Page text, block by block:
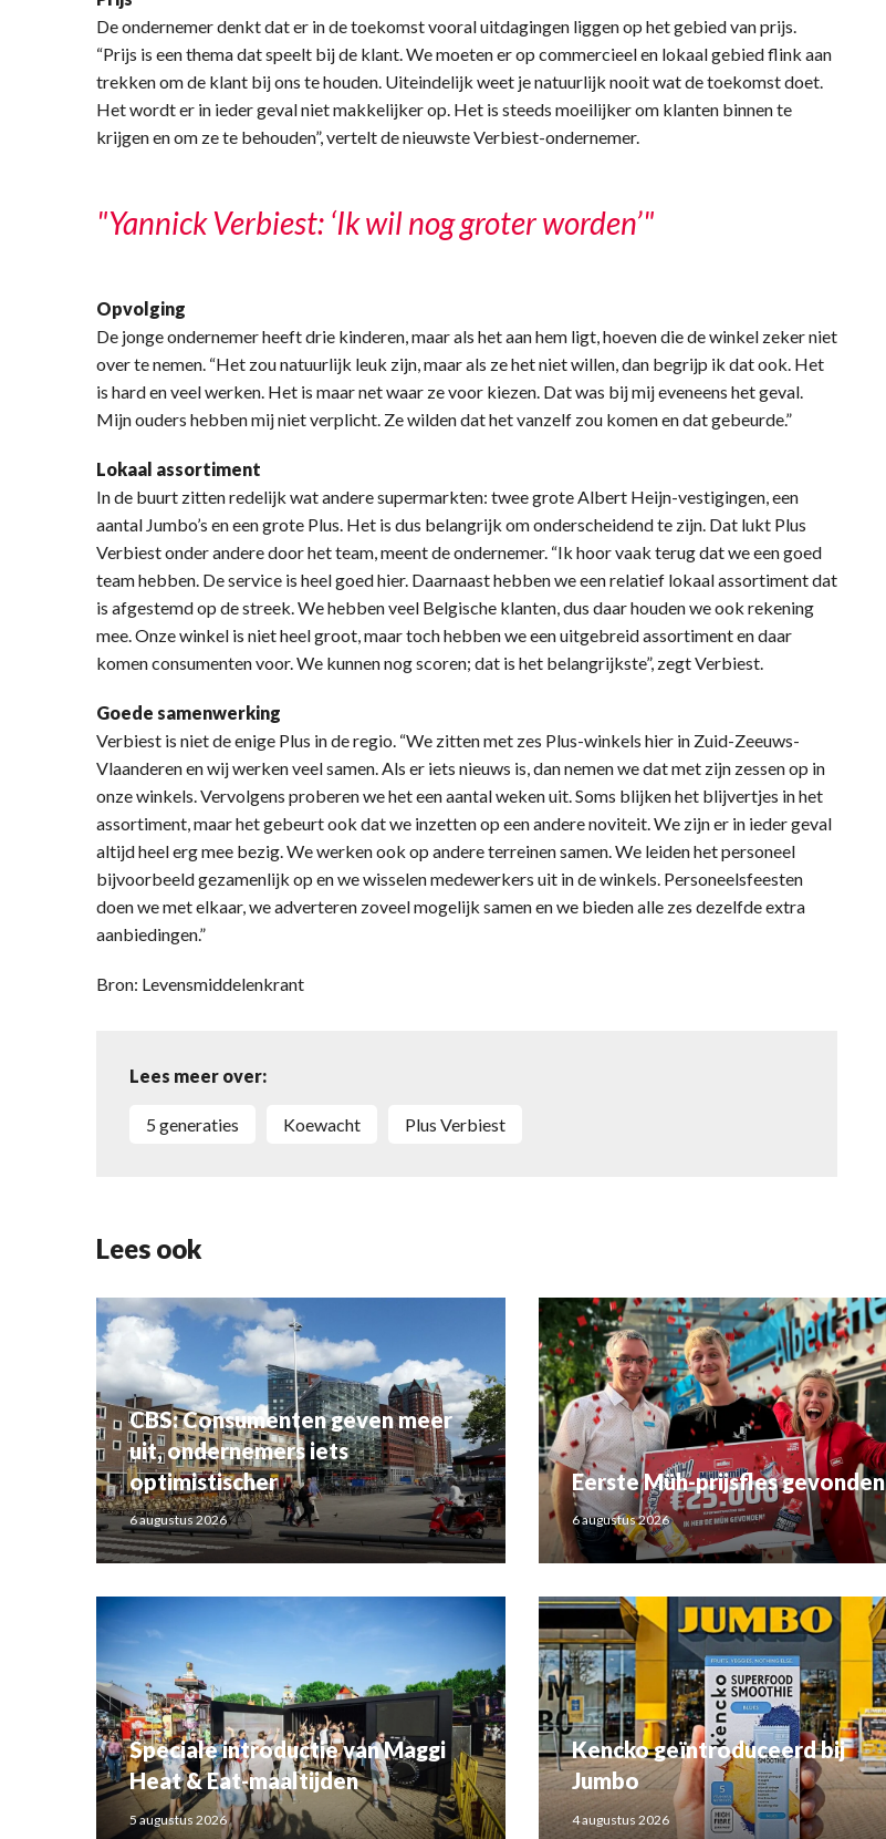
De ondernemer denkt dat er in de toekomst vooral uitdagingen liggen op het gebied van prijs.
“Prijs is een thema dat speelt bij de klant. We moeten er op commercieel en lokaal gebied flink aan
trekken om de klant bij ons te houden. Uiteindelijk weet je natuurlijk nooit wat de toekomst doet.
Het wordt er in ieder geval niet makkelijker op. Het is steeds moeilijker om klanten binnen te
krijgen en om ze te behouden”, vertelt de nieuwste Verbiest-ondernemer.
"Yannick Verbiest: ‘Ik wil nog groter worden’"
Opvolging
De jonge ondernemer heeft drie kinderen, maar als het aan hem ligt, hoeven die de winkel zeker niet
over te nemen. “Het zou natuurlijk leuk zijn, maar als ze het niet willen, dan begrijp ik dat ook. Het
is hard en veel werken. Het is maar net waar ze voor kiezen. Dat was bij mij eveneens het geval.
Mijn ouders hebben mij niet verplicht. Ze wilden dat het vanzelf zou komen en dat gebeurde.”
Lokaal assortiment
In de buurt zitten redelijk wat andere supermarkten: twee grote Albert Heijn-vestigingen, een
aantal Jumbo’s en een grote Plus. Het is dus belangrijk om onderscheidend te zijn. Dat lukt Plus
Verbiest onder andere door het team, meent de ondernemer. “Ik hoor vaak terug dat we een goed
team hebben. De service is heel goed hier. Daarnaast hebben we een relatief lokaal assortiment dat
is afgestemd op de streek. We hebben veel Belgische klanten, dus daar houden we ook rekening
mee. Onze winkel is niet heel groot, maar toch hebben we een uitgebreid assortiment en daar
komen consumenten voor. We kunnen nog scoren; dat is het belangrijkste”, zegt Verbiest.
Goede samenwerking
Verbiest is niet de enige Plus in de regio. “We zitten met zes Plus-winkels hier in Zuid-Zeeuws-
Vlaanderen en wij werken veel samen. Als er iets nieuws is, dan nemen we dat met zijn zessen op in
onze winkels. Vervolgens proberen we het een aantal weken uit. Soms blijken het blijvertjes in het
assortiment, maar het gebeurt ook dat we inzetten op een andere noviteit. We zijn er in ieder geval
altijd heel erg mee bezig. We werken ook op andere terreinen samen. We leiden het personeel
bijvoorbeeld gezamenlijk op en we wisselen medewerkers uit in de winkels. Personeelsfeesten
doen we met elkaar, we adverteren zoveel mogelijk samen en we bieden alle zes dezelfde extra
aanbiedingen.”
Bron: Levensmiddelenkrant
Lees meer over:
5 generaties Koewacht Plus Verbiest
Lees ook
CBS: Consumenten geven meer
uit, ondernemers iets
optimistischer
6 augustus 2026
Eerste Müh-prijsfles gevonden
6 augustus 2026
Speciale introductie van Maggi
Heat & Eat-maaltijden
5 augustus 2026
Kencko geïntroduceerd bij
Jumbo
4 augustus 2026